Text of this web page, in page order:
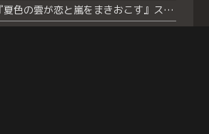
『夏色の雲が恋と嵐をまきおこす』スペシャルメイキング 【Part1】2026年７月18日（土）23時30分～配信スタート！話題のシーンの裏側を大公開！豪華キャスト大集合！ 『武宮家 真夏の家族会議』開催！